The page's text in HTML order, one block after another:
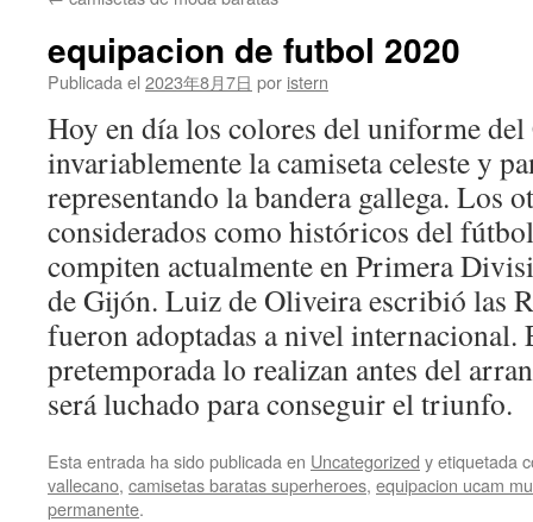
equipacion de futbol 2020
Publicada el 2023年8月7日 por istern
Hoy en día los colores del uniforme del
invariablemente la camiseta celeste y
representando la bandera gallega. Los
considerados como históricos del
compiten actualmente en Primera
de Gijón. Luiz de Oliveira escribió las
fueron adoptadas a nivel internacional.
pretemporada lo realizan antes del
será luchado para conseguir el triunfo.
Esta entrada ha sido publicada en Uncategorized y etiquetada
vallecano, camisetas baratas superheroes, equipacion ucam
permanente.